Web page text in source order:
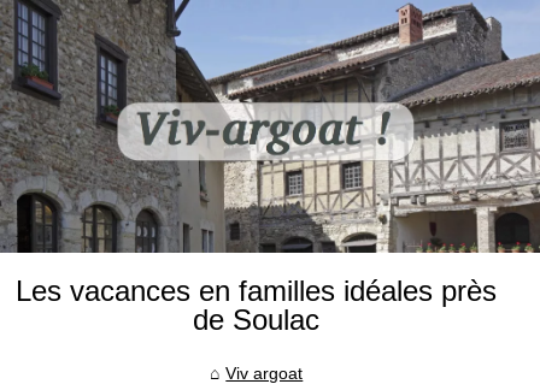
Les vacances en familles idéales près
de Soulac
Viv argoat